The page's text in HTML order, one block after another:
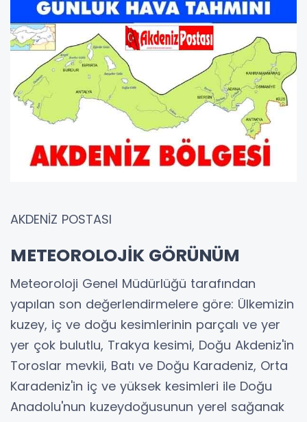
AKDENİZ POSTASI
METEOROLOJİK GÖRÜNÜM
Meteoroloji Genel Müdürlüğü tarafından
yapılan son değerlendirmelere göre: Ülkemizin
kuzey, iç ve doğu kesimlerinin parçalı ve yer
yer çok bulutlu, Trakya kesimi, Doğu Akdeniz'in
Toroslar mevkii, Batı ve Doğu Karadeniz, Orta
Karadeniz'in iç ve yüksek kesimleri ile Doğu
Anadolu'nun kuzeydoğusunun yerel sağanak